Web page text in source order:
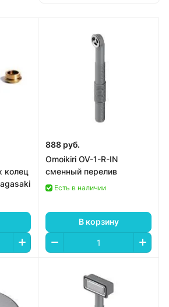
колец
888 руб.
Omoikiri OV-1-R-IN
сменный перелив
Есть в наличии
В корзину